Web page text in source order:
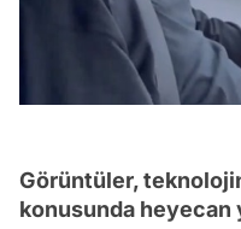
Görüntüler,
konusunda heyecan